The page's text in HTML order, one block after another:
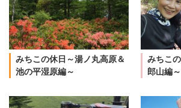
みちこの休日～湯ノ丸高原＆
池の平湿原編～
みちこ
郎山編～